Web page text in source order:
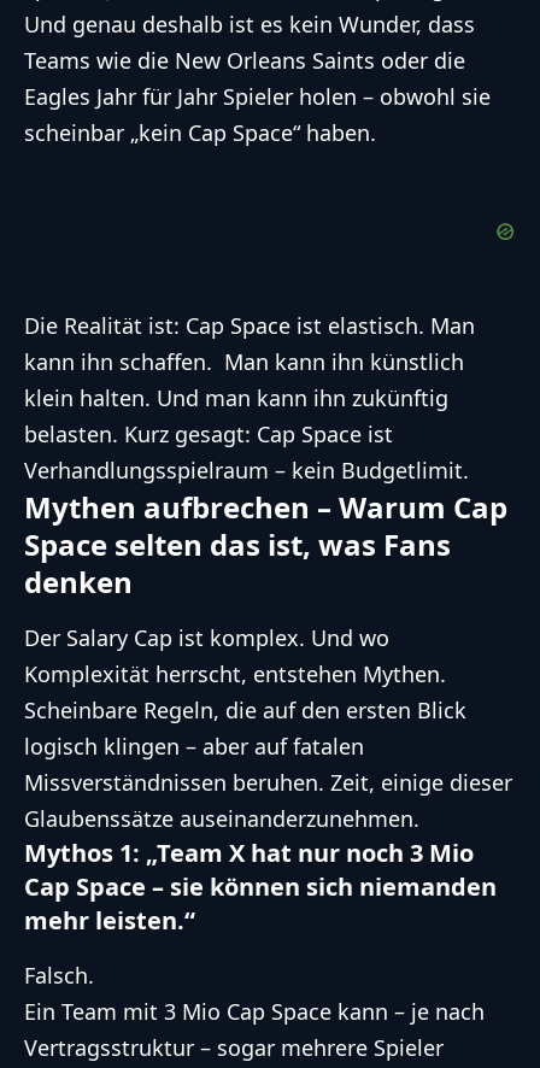
Und genau deshalb ist es kein Wunder, dass
Teams wie die New Orleans Saints oder die
Eagles Jahr für Jahr Spieler holen – obwohl sie
scheinbar „kein Cap Space“ haben.
Die Realität ist: Cap Space ist elastisch. Man
kann ihn schaffen. Man kann ihn künstlich
klein halten. Und man kann ihn zukünftig
belasten. Kurz gesagt: Cap Space ist
Verhandlungsspielraum – kein Budgetlimit.
Mythen aufbrechen – Warum Cap
Space selten das ist, was Fans
denken
Der Salary Cap ist komplex. Und wo
Komplexität herrscht, entstehen Mythen.
Scheinbare Regeln, die auf den ersten Blick
logisch klingen – aber auf fatalen
Missverständnissen beruhen. Zeit, einige dieser
Glaubenssätze auseinanderzunehmen.
Mythos 1: „Team X hat nur noch 3 Mio
Cap Space – sie können sich niemanden
mehr leisten.“
Falsch.
Ein Team mit 3 Mio Cap Space kann – je nach
Vertragsstruktur – sogar mehrere Spieler